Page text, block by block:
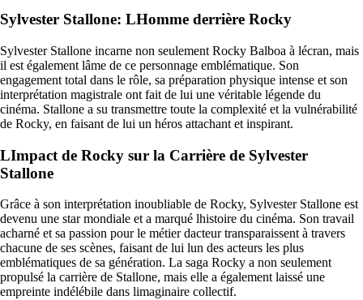
Sylvester Stallone: LHomme derrière Rocky
Sylvester Stallone incarne non seulement Rocky Balboa à lécran, mais
il est également lâme de ce personnage emblématique. Son
engagement total dans le rôle, sa préparation physique intense et son
interprétation magistrale ont fait de lui une véritable légende du
cinéma. Stallone a su transmettre toute la complexité et la vulnérabilité
de Rocky, en faisant de lui un héros attachant et inspirant.
LImpact de Rocky sur la Carrière de Sylvester
Stallone
Grâce à son interprétation inoubliable de Rocky, Sylvester Stallone est
devenu une star mondiale et a marqué lhistoire du cinéma. Son travail
acharné et sa passion pour le métier dacteur transparaissent à travers
chacune de ses scènes, faisant de lui lun des acteurs les plus
emblématiques de sa génération. La saga Rocky a non seulement
propulsé la carrière de Stallone, mais elle a également laissé une
empreinte indélébile dans limaginaire collectif.